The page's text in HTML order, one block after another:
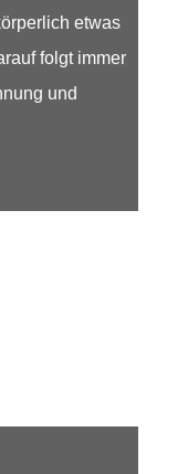
etwas
folgt immer
und